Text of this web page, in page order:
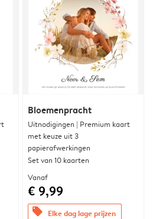
Bloemenpracht
Uitnodigingen | Premium kaart
met keuze uit 3
papierafwerkingen
Set van 10 kaarten
Vanaf
€ 9,99
offers Elke dag lage prijzen